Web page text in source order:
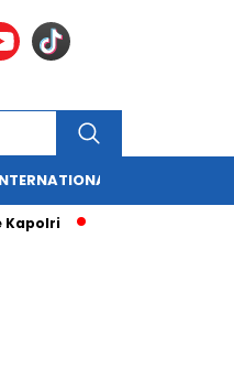
Cabup dan Cawali